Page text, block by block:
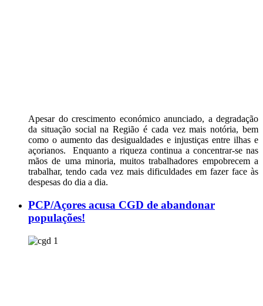
Apesar do crescimento económico anunciado, a degradação
da situação social na Região é cada vez mais notória, bem
como o aumento das desigualdades e injustiças entre ilhas e
açorianos. Enquanto a riqueza continua a concentrar-se nas
mãos de uma minoria, muitos trabalhadores empobrecem a
trabalhar, tendo cada vez mais dificuldades em fazer face às
despesas do dia a dia.
PCP/Açores acusa CGD de abandonar
populações!